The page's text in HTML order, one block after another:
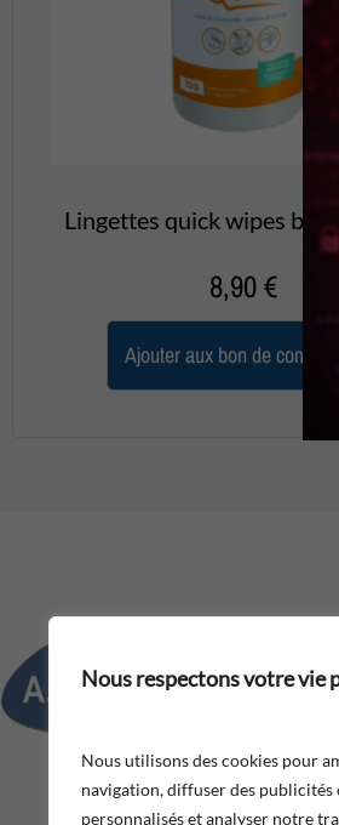
Nous respectons votre vie
Nous utilisons des cookies pour
navigation, diffuser des publicités
personnalisés et analyser notre
Lingettes quick wipes
8,90€
Ajouter aux bon de
Fax :